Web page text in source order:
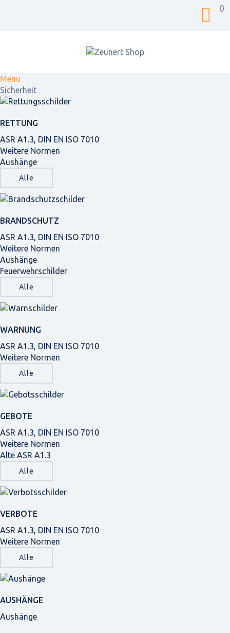
0
Menu
Sicherheit
RETTUNG
ASR A1.3, DIN EN ISO 7010
Weitere Normen
Aushänge
Alle
BRANDSCHUTZ
ASR A1.3, DIN EN ISO 7010
Weitere Normen
Aushänge
Feuerwehrschilder
Alle
WARNUNG
ASR A1.3, DIN EN ISO 7010
Weitere Normen
Alle
GEBOTE
ASR A1.3, DIN EN ISO 7010
Weitere Normen
Alte ASR A1.3
Alle
VERBOTE
ASR A1.3, DIN EN ISO 7010
Weitere Normen
Alle
AUSHÄNGE
Aushänge